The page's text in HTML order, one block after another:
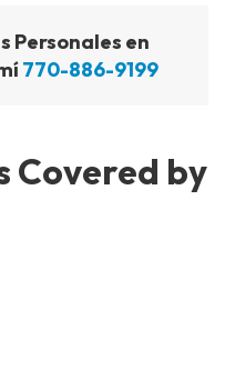
Personales en
770-886-9199
Covered by